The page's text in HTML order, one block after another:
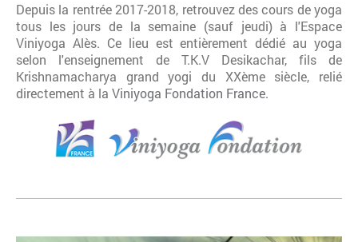
Depuis la rentrée 2017-2018, retrouvez des cours de yoga
tous les jours de la semaine (sauf jeudi) à l'Espace
Viniyoga Alès. Ce lieu est entièrement dédié au yoga
selon l'enseignement de T.K.V Desikachar, fils de
Krishnamacharya grand yogi du XXème siècle, relié
directement à la Viniyoga Fondation France.